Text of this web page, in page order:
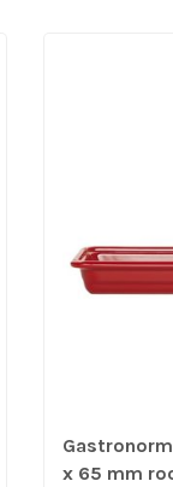
x 65 mm